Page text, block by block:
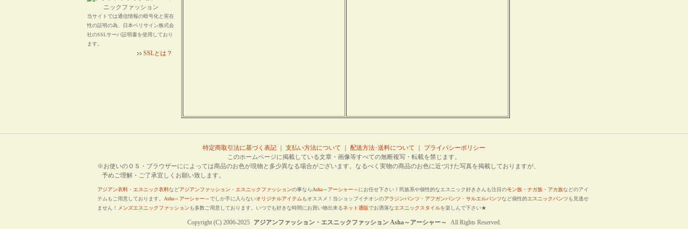
当サイトでは通信情報の暗号化と実在
性の証明の為、日本ベリサイン株式会
社のSSLサーバ証明書を使用しており
ます。
SSLとは？
特定商取引法に基づく表記 支払い方法について 配送方法･送料について
プライバシーポリシー
このホームページに掲載している文章・画像等すべての無断複写・転載を禁じます。
※お使いのＯＳ・ブラウザーにによっては商品のお色が現物と多少異なる場合がございます。なるべく実物の商品のお色に近づけた写真を掲載しておりますが、
予めご理解・ご了承宜しくお願い致します。
アジアン衣料・ エスニック衣料などアジアンファッション ・ エスニックファッションの事ならAsha～アーシャー～ にお任せ下さい！民族系や個性的なエスニック好きさんも注目のモン族・ ナガ族・ アカ族などのアイ
テムもご用意しております。
Asha～アーシャー～でしか手に入らないオリジナルアイテム もオススメ！当ショップイチオシのアラジンパンツ ・ アフガンパンツ ・ サルエルパンツなど個性的エスニックパンツ も見逃せ
ません！
メンズエスニックファッション も多数ご用意しております。いつでも好きな時間にお買い物出来るネット通販でお洒落なエスニックスタイルを楽しんで下さい★
Copyright (C) 2006-2025 アジアンファッション・エスニックファッション Asha～アーシャー～ All Rights Reserved.